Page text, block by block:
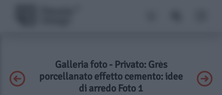
Galleria foto - Privato: Grès
porcellanato effetto cemento: idee
di arredo Foto 1